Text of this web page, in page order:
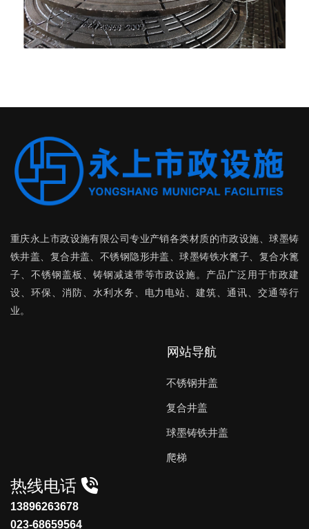
重庆永上市政设施有限公司专业产销各类材质的市政设施、球墨铸
铁井盖、复合井盖、不锈钢隐形井盖、球墨铸铁水篦子、复合水篦
子、不锈钢盖板、铸钢减速带等市政设施。产品广泛用于市政建
设、环保、消防、水利水务、电力电站、建筑、通讯、交通等行
业。
网站导航
不锈钢井盖
复合井盖
球墨铸铁井盖
爬梯
热线电话
13896263678
023-68659564